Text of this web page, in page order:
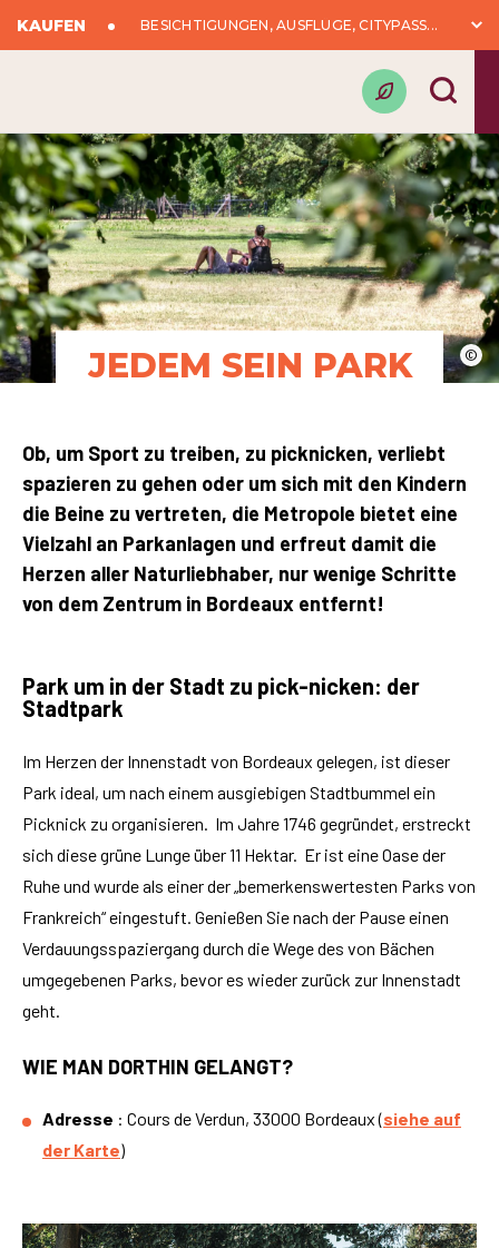
KAUFEN BESICHTIGUNGEN, AUSFLÜGE, CITYPASS...
©
JEDEM SEIN PARK
Ob, um Sport zu treiben, zu picknicken, verliebt
spazieren zu gehen oder um sich mit den Kindern
die Beine zu vertreten, die Metropole bietet eine
Vielzahl an Parkanlagen und erfreut damit die
Herzen aller Naturliebhaber, nur wenige Schritte
von dem Zentrum in Bordeaux entfernt!
Park um in der Stadt zu pick-nicken: der
Stadtpark
Im Herzen der Innenstadt von Bordeaux gelegen, ist dieser
Park ideal, um nach einem ausgiebigen Stadtbummel ein
Picknick zu organisieren. Im Jahre 1746 gegründet, erstreckt
sich diese grüne Lunge über 11 Hektar. Er ist eine Oase der
Ruhe und wurde als einer der „bemerkenswertesten Parks von
Frankreich“ eingestuft. Genießen Sie nach der Pause einen
Verdauungsspaziergang durch die Wege des von Bächen
umgegebenen Parks, bevor es wieder zurück zur Innenstadt
geht.
WIE MAN DORTHIN GELANGT?
Adresse : Cours de Verdun, 33000 Bordeaux (siehe auf
der Karte)